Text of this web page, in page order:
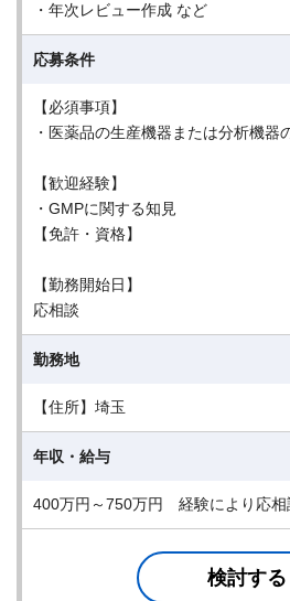
・年次レビュー作成 など
応募条件
【必須事項】
・医薬品の生産機器または分析機器
【歓迎経験】
・GMPに関する知見
【免許・資格】
【勤務開始日】
応相談
勤務地
【住所】埼玉
年収・給与
400万円～750万円 経験により応相
検討する